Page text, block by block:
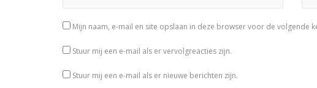
Mijn naam, e-mail en site opslaan in deze browser voor de volgende
Stuur mij een e-mail als er vervolgreacties zijn.
Stuur mij een e-mail als er nieuwe berichten zijn.